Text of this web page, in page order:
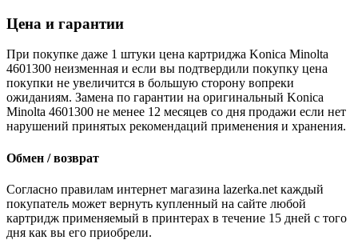
Цена и гарантии
При покупке даже 1 штуки цена картриджа Konica Minolta
4601300 неизменная и если вы подтвердили покупку цена
покупки не увеличится в большую сторону вопреки
ожиданиям. Замена по гарантии на оригинальный Konica
Minolta 4601300 не менее 12 месяцев со дня продажи если нет
нарушений принятых рекомендаций применения и хранения.
Обмен / возврат
Согласно правилам интернет магазина lazerka.net каждый
покупатель может вернуть купленный на сайте любой
картридж применяемый в принтерах в течение 15 дней с того
дня как вы его приобрели.